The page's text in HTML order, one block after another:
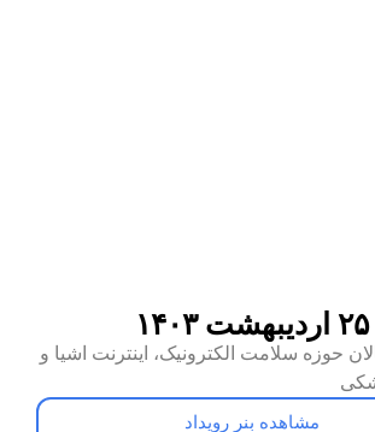
۲۵ اردیبهشت ۱۴۰۳
حوزه سلامت الکترونیک، اینترنت اشیا و
مشاهده بنر رویداد